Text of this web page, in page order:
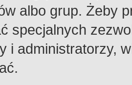
albo grup. Żeby
specjalnych
i administratorzy,